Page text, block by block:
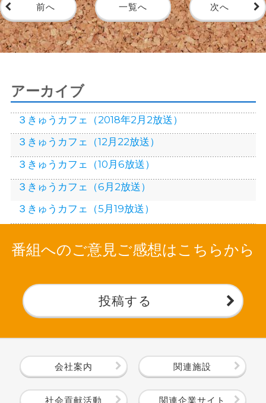
前へ 一覧へ 次へ
アーカイブ
３きゅうカフェ（2018年2月2放送）
３きゅうカフェ（12月22放送）
３きゅうカフェ（10月6放送）
３きゅうカフェ（6月2放送）
３きゅうカフェ（5月19放送）
番組へのご意見ご感想はこちらから
投稿する
会社案内 関連施設
社会貢献活動 関連企業サイト